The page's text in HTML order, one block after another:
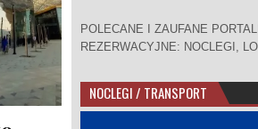
POLECANE I ZAUFANE
REZERWACYJNE: NOCLEGI,
NOCLEGI / TRANSPORT